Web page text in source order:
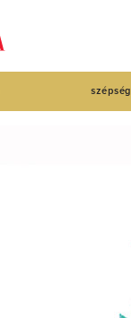
szépség